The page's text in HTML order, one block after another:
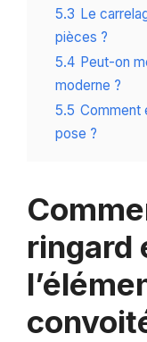
5.3 Le
pièces ?
5.4 Peut-on
moderne ?
5.5 Comment
pose ?
ringard